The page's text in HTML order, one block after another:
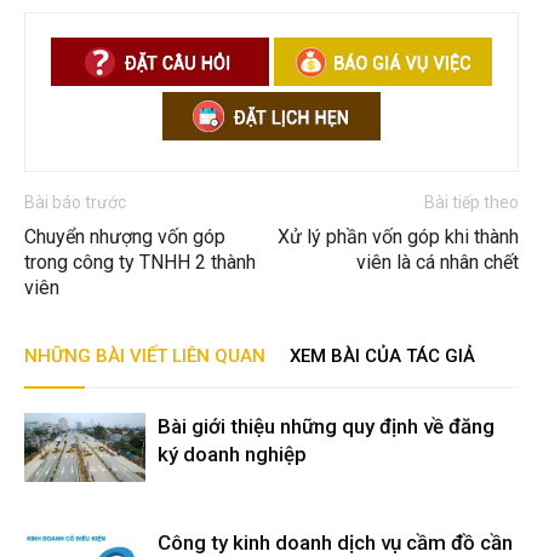
Bài báo trước
Chuyển nhượng vốn góp
trong công ty TNHH 2 thành
viên
Bài tiếp theo
Xử lý phần vốn góp khi thành
viên là cá nhân chết
NHỮNG BÀI VIẾT LIÊN QUAN XEM BÀI CỦA TÁC GIẢ
Bài giới thiệu những quy định về đăng
ký doanh nghiệp
Công ty kinh doanh dịch vụ cầm đồ cần